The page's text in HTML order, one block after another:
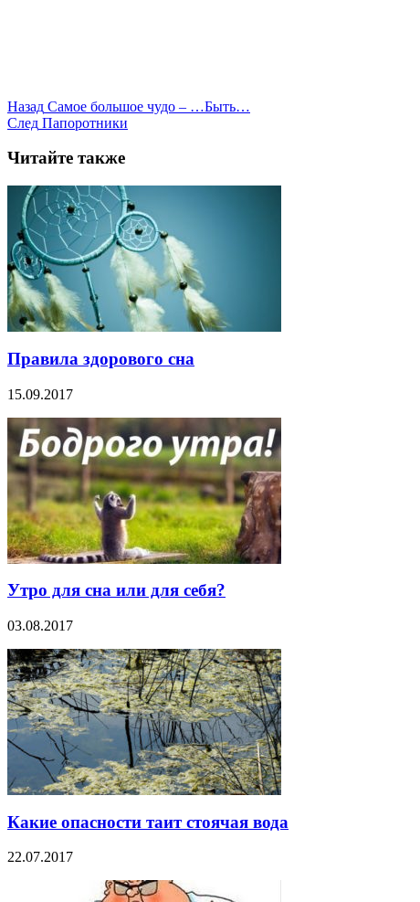
Назад Самое большое чудо – …Быть…
След Папоротники
Читайте также
Правила здорового сна
15.09.2017
Утро для сна или для себя?
03.08.2017
Какие опасности таит стоячая вода
22.07.2017